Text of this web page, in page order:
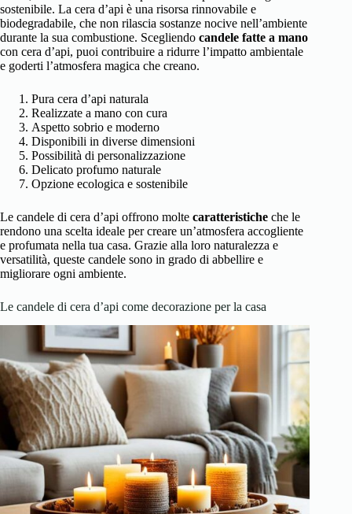
sostenibile. La cera d’api è una risorsa rinnovabile e
biodegradabile, che non rilascia sostanze nocive nell’ambiente
durante la sua combustione. Scegliendo candele fatte a mano
con cera d’api, puoi contribuire a ridurre l’impatto ambientale
e goderti l’atmosfera magica che creano.
Pura cera d’api naturala
Realizzate a mano con cura
Aspetto sobrio e moderno
Disponibili in diverse dimensioni
Possibilità di personalizzazione
Delicato profumo naturale
Opzione ecologica e sostenibile
Le candele di cera d’api offrono molte caratteristiche che le
rendono una scelta ideale per creare un’atmosfera accogliente
e profumata nella tua casa. Grazie alla loro naturalezza e
versatilità, queste candele sono in grado di abbellire e
migliorare ogni ambiente.
Le candele di cera d’api come decorazione per la casa